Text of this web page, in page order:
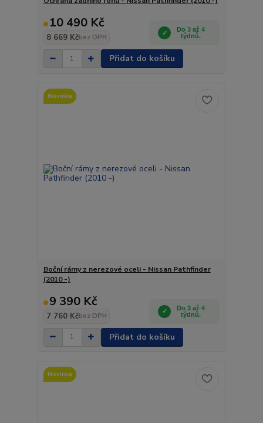
10 490 Kč
8 669 Kčbez DPH
Do 3 až 4
týdnů.
Přidat do košíku
Novinka
Boční rámy z nerezové oceli - Nissan Pathfinder
(2010 -)
9 390 Kč
7 760 Kčbez DPH
Do 3 až 4
týdnů.
Přidat do košíku
Novinka